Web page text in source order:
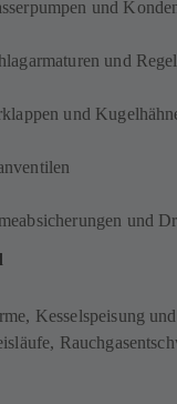
und
und
und
und
Kesselspeisung